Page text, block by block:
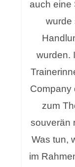
auch eine
wurde
wurden.
Company
zum
souverän
Was tun,
im